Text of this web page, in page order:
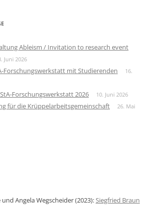
Ableism / Invitation to research event
Juni 2026
Forschungswerkstatt mit Studierenden
16.
Forschungswerkstatt 2026 10. Juni 2026
für die Krüppelarbeitsgemeinschaft
26. Mai
Angela Wegscheider (2023):Siegfried Braun